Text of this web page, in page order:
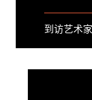
到访艺术家